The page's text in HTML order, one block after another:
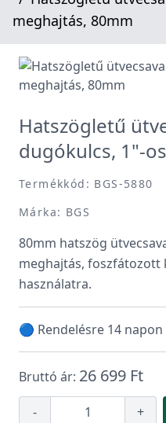
meghajtás, 80mm
Hatszögletű
dugókulcs, 1"-
Termékkód: BGS-5880
Márka: BGS
80mm hatszög
meghajtás, foszfátozott
használatra.
🔵 Rendelésre 14
Bruttó ár: 26 699 Ft
- +